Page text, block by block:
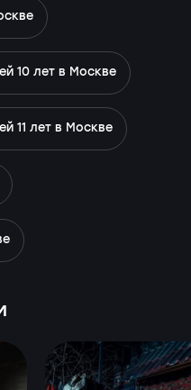
10 лет в Москве
11 лет в Москве